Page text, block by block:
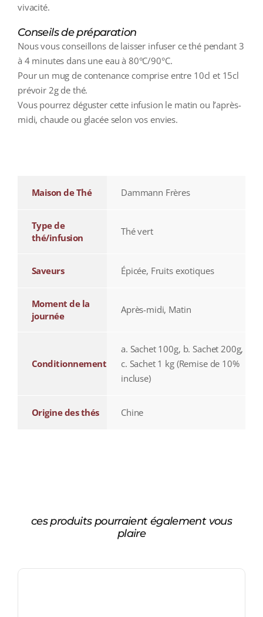
vivacité.
Conseils de préparation
Nous vous conseillons de laisser infuser ce thé pendant 3
à 4 minutes dans une eau à 80°C/90°C.
Pour un mug de contenance comprise entre 10cl et 15cl
prévoir 2g de thé.
Vous pourrez déguster cette infusion le matin ou l’après-
midi, chaude ou glacée selon vos envies.
Maison de Thé Dammann Frères
Type de
thé/infusion
Thé vert
Saveurs Épicée, Fruits exotiques
Moment de la
journée
Après-midi, Matin
Conditionnement
a. Sachet 100g, b. Sachet 200g,
c. Sachet 1 kg (Remise de 10%
incluse)
Origine des thés Chine
ces produits pourraient également vous
plaire